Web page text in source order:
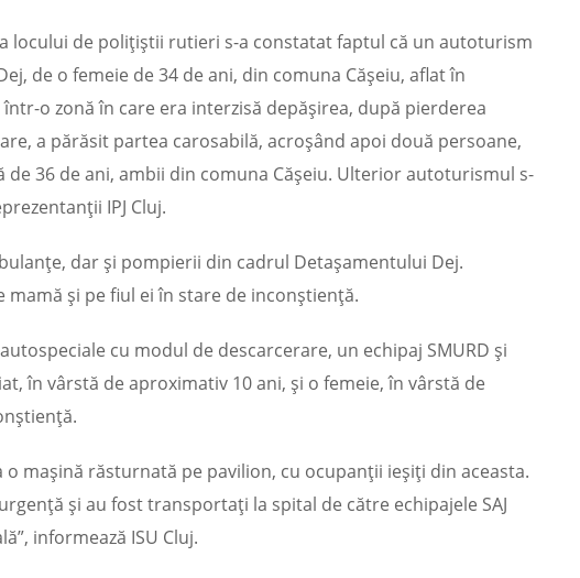
locului de polițiștii rutieri s-a constatat faptul că un autoturism
de o femeie de 34 de ani, din comuna Cășeiu, aflat în
o zonă în care era interzisă depășirea, după pierderea
a părăsit partea carosabilă, acroșând apoi două persoane,
de 36 de ani, ambii din comuna Cășeiu. Ulterior autoturismul s-
IPJ Cluj.
dar și pompierii din cadrul Detașamentului Dej.
și pe fiul ei în stare de inconștiență.
cu modul de descarcerare, un echipaj SMURD și
în vârstă de aproximativ 10 ani, și o femeie, în vârstă de
mașină răsturnată pe pavilion, cu ocupanții ieșiți din aceasta.
și au fost transportați la spital de către echipajele SAJ
informează ISU Cluj.